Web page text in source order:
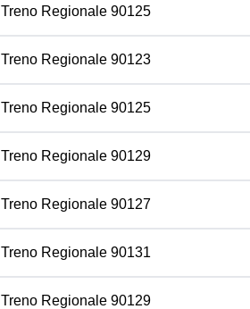
Treno Regionale 90125
Treno Regionale 90123
Treno Regionale 90125
Treno Regionale 90129
Treno Regionale 90127
Treno Regionale 90131
Treno Regionale 90129